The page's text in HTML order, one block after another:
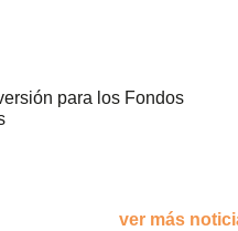
para los Fondos
ver más